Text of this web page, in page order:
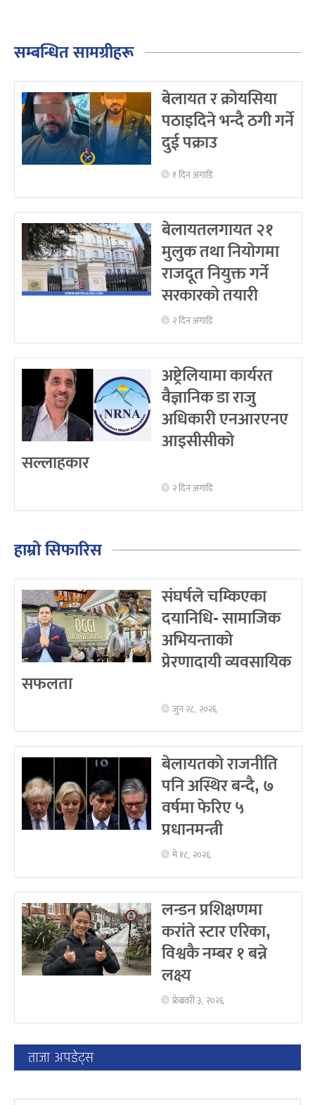
सम्बन्धित सामग्रीहरू
बेलायत र क्रोयसिया
पठाइदिने भन्दै ठगी गर्ने
दुई पक्राउ
१ दिन अगाडि
बेलायतलगायत २१
मुलुक तथा नियोगमा
राजदूत नियुक्त गर्ने
सरकारको तयारी
२ दिन अगाडि
अष्ट्रेलियामा कार्यरत
वैज्ञानिक डा राजु
अधिकारी एनआरएनए
आइसीसीको
सल्लाहकार
२ दिन अगाडि
हाम्रो सिफारिस
संघर्षले चम्किएका
दयानिधि- सामाजिक
अभियन्ताको
प्रेरणादायी व्यवसायिक
सफलता
जुन २८, २०२६
बेलायतको राजनीति
पनि अस्थिर बन्दै, ७
वर्षमा फेरिए ५
प्रधानमन्त्री
मे १८, २०२६
लन्डन प्रशिक्षणमा
करांते स्टार एरिका,
विश्वकै नम्बर १ बन्ने
लक्ष्य
फ्रेब्रवरी ३, २०२६
ताजा अपडेट्स